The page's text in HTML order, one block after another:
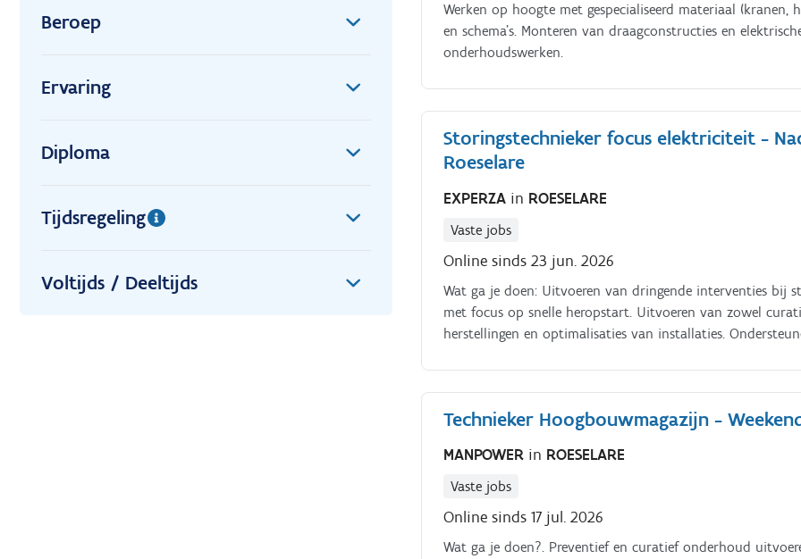
Beroep
Ervaring
Diploma
Tijdsregeling
Voltijds / Deeltijds
Werken op hoogte met gespecialiseerd materiaal (kranen,
en schema's. Monteren van draagconstructies en
onderhoudswerken.
Storingstechnieker focus elektriciteit -
Roeselare
EXPERZA in ROESELARE
Vaste jobs
Online sinds 23 jun. 2026
Wat ga je doen: Uitvoeren van dringende interventies bij
met focus op snelle heropstart. Uitvoeren van zowel
herstellingen en optimalisaties van installaties.
motoren en industriële automatiseringssystemen,
borden, verdeelkasten en industriële netwerken.
defecten efficiënt te lokaliseren. Bewaken van veiligheid,
Technieker Hoogbouwmagazijn -
MANPOWER in ROESELARE
Vaste jobs
Online sinds 17 jul. 2026
Wat ga je doen?. Preventief en curatief onderhoud